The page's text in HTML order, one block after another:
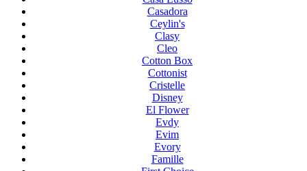
Casadora
Ceylin's
Clasy
Cleo
Cotton Box
Cottonist
Cristelle
Disney
El Flower
Evdy
Evim
Evory
Famille